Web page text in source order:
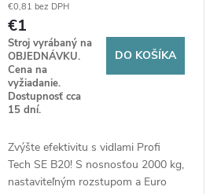
€0,81 bez DPH
€1
Stroj vyrábaný na
OBJEDNÁVKU.
Cena na
vyžiadanie.
Dostupnosť cca
15 dní.
DO KOŠÍKA
Zvýšte efektivitu s vidlami Profi
Tech SE B20! S nosnosťou 2000 kg,
nastaviteľným rozstupom a Euro